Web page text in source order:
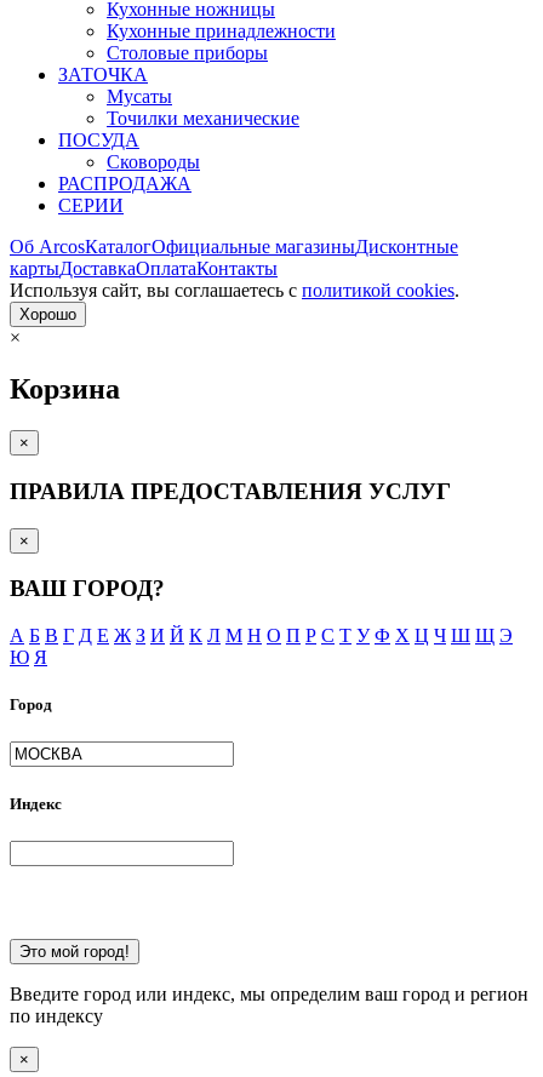
Кухонные ножницы
Кухонные принадлежности
Столовые приборы
ЗАТОЧКА
Мусаты
Точилки механические
ПОСУДА
Сковороды
РАСПРОДАЖА
СЕРИИ
Об ArcosКаталогОфициальные магазиныДисконтные
картыДоставкаОплатаКонтакты
Используя сайт, вы согла­шаетесь с политикой cookies.
Хорошо
×
Корзина
×
ПРАВИЛА ПРЕДОСТАВЛЕНИЯ УСЛУГ
×
ВАШ ГОРОД?
А Б В Г Д Е Ж З И Й К Л М Н О П Р С Т У Ф Х Ц Ч Ш Щ Э
Ю Я
Город
Индекс
Это мой город!
Введите город или индекс, мы определим ваш город и регион
по индексу
×